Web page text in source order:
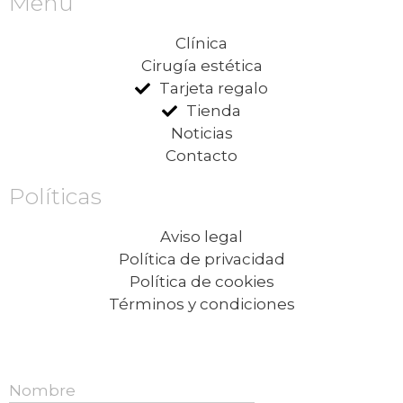
Clínica
Cirugía estética
Tarjeta regalo
Tienda
Noticias
Contacto
Políticas
Aviso legal
Política de privacidad
Política de cookies
Términos y condiciones
Nombre